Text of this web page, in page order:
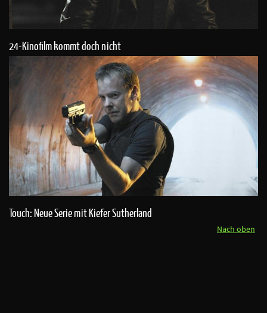
24-Kinofilm kommt doch nicht
Touch: Neue Serie mit Kiefer Sutherland
Nach oben